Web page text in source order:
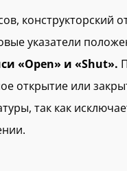
конструкторский
указатели
«Open» и «Shut».
открытие или
так как